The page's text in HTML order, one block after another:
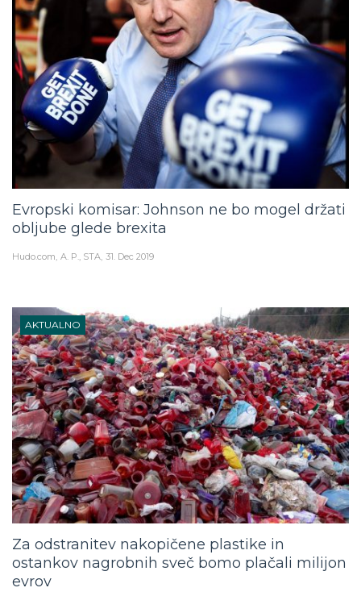
Evropski komisar: Johnson ne bo mogel držati
obljube glede brexita
Hudo.com A. P., STA 31. Dec 2019
AKTUALNO
Za odstranitev nakopičene plastike in
ostankov nagrobnih sveč bomo plačali milijon
evrov